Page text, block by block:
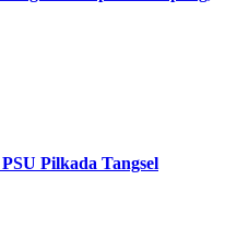
Pilkada Tangsel